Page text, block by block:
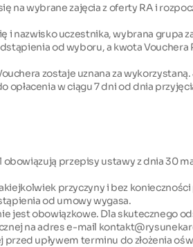
na wybrane zajęcia z oferty RA i
i nazwisko uczestnika, wybrana grupa
od wyboru, a kwota Vouchera
zostaje uznana za
w ciągu 7 dni od dnia
przepisy ustawy z dnia 30
przyczyny i bez
od umowy wygasa.
jest obowiązkowe. Dla skutecznego
na adres e-mail
upływem terminu do złożenia